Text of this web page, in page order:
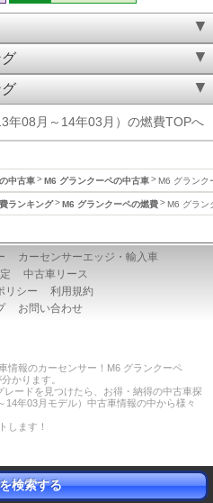
年08月～14年03月）の燃費TOPへ
中古車 M6 グランクーペの中古車 M6 グランク
ランキング M6 グランクーペの燃費 M6 グラン
カーセンサーエッジ・輸入車
中古車リース
リシー
利用規約
お問い合わせ
情報のカーセンサー！M6 グランクーペ
かります。
ードを見つけたら、お得・納得の中古車探
14年03月モデル）中古車情報の中から様々
します！
検索する